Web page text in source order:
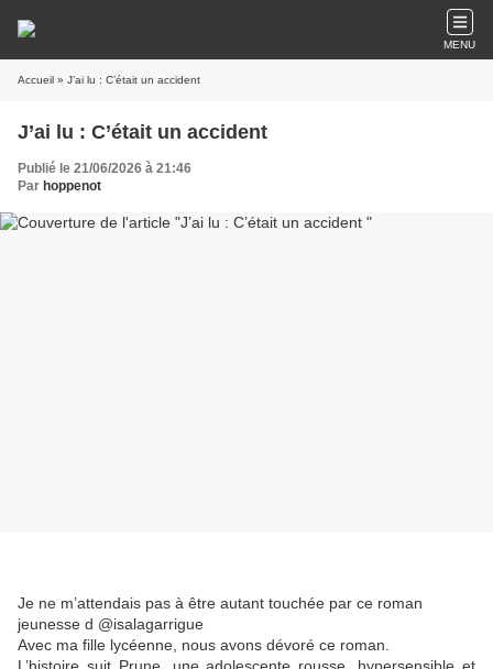
MENU
Accueil » J’ai lu : C’était un accident
J’ai lu : C’était un accident
Publié le 21/06/2026 à 21:46
Par hoppenot
Je ne m’attendais pas à être autant touchée par ce roman
jeunesse d @isalagarrigue
Avec ma fille lycéenne, nous avons dévoré ce roman.